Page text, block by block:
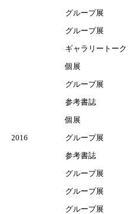
グループ展
グループ展
ギャラリートーク
個展
グループ展
参考書誌
個展
2016
グループ展
参考書誌
グループ展
グループ展
グループ展